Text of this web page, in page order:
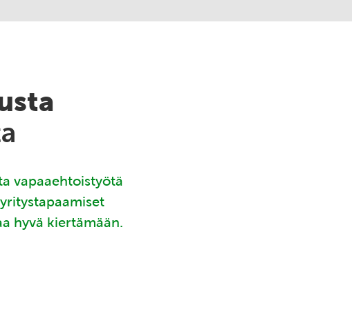
vapaaehtoistyötä
hyvä kiertämään.